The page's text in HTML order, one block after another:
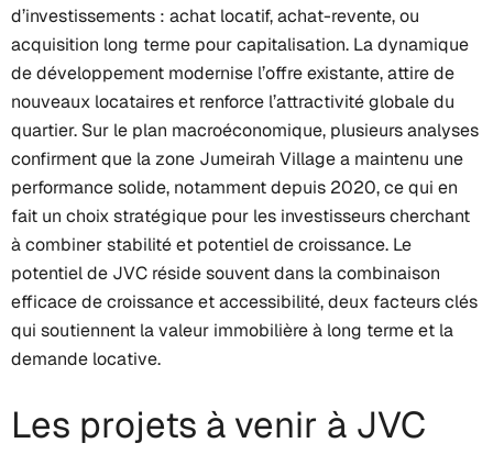
d’investissements : achat locatif, achat-revente, ou
acquisition long terme pour capitalisation. La dynamique
de développement modernise l’offre existante, attire de
nouveaux locataires et renforce l’attractivité globale du
quartier. Sur le plan macroéconomique, plusieurs analyses
confirment que la zone Jumeirah Village a maintenu une
performance solide, notamment depuis 2020, ce qui en
fait un choix stratégique pour les investisseurs cherchant
à combiner stabilité et potentiel de croissance. Le
potentiel de JVC réside souvent dans la combinaison
efficace de croissance et accessibilité, deux facteurs clés
qui soutiennent la valeur immobilière à long terme et la
demande locative.
Les projets à venir à JVC